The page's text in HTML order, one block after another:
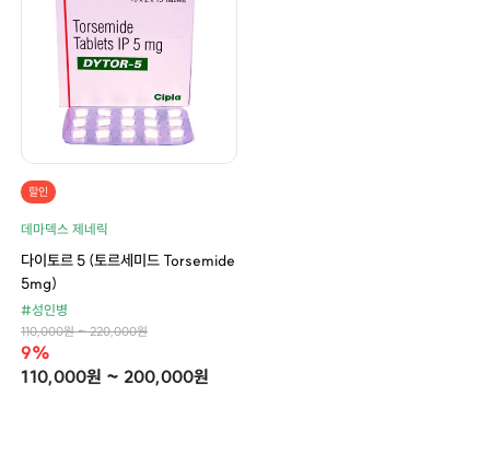
할인
데마덱스 제네릭
다이토르 5 (토르세미드 Torsemide
5mg)
#성인병
110,000원 ~ 220,000원
9%
110,000원 ~ 200,000원